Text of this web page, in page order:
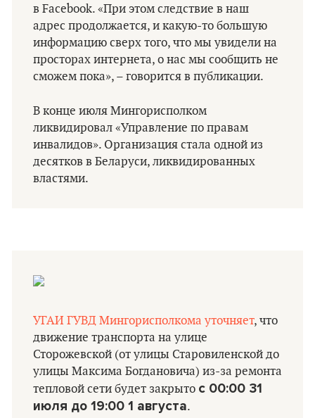
в Facebook. «При этом следствие в наш
адрес продолжается, и какую-то большую
информацию сверх того, что мы увидели на
просторах интернета, о нас мы сообщить не
сможем пока», – говорится в публикации.
В конце июля Мингорисполком
ликвидировал «Управление по правам
инвалидов». Организация стала одной из
десятков в Беларуси, ликвидированных
властями.
УГАИ ГУВД Мингорисполкома уточняет, что
движение транспорта на улице
Сторожевской (от улицы Старовиленской до
улицы Максима Богдановича) из-за ремонта
тепловой сети будет закрыто с 00:00 31
июля до 19:00 1 августа.